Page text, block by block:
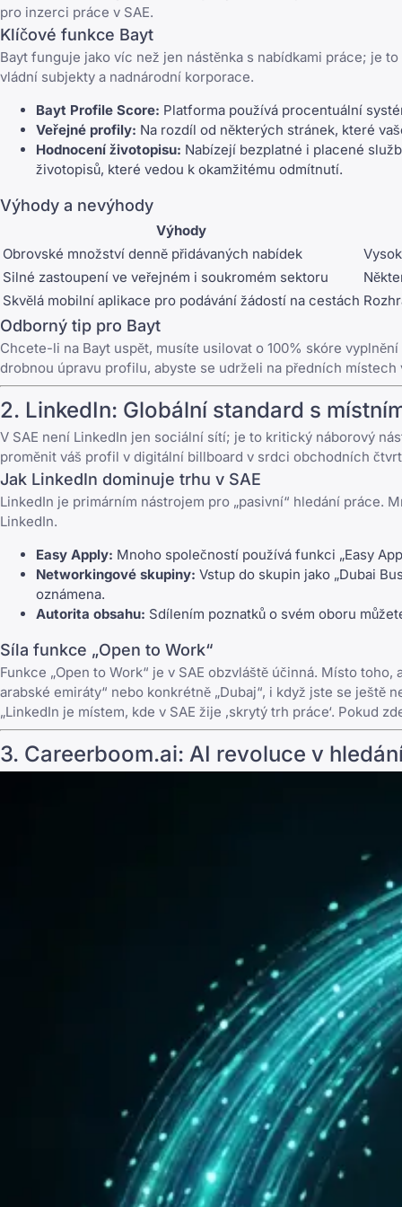
pro inzerci práce v SAE.
Klíčové funkce Bayt
Bayt funguje jako víc než jen nástěnka s nabídkami práce; je
vládní subjekty a nadnárodní korporace.
Bayt Profile Score: Platforma používá procentuální
Veřejné profily: Na rozdíl od některých stránek, které
Hodnocení životopisu: Nabízejí bezplatné i placené
životopisů, které vedou k okamžitému odmítnutí.
Výhody a nevýhody
Výhody
Obrovské množství denně přidávaných nabídek
Silné zastoupení ve veřejném i soukromém sektoru
Skvělá mobilní aplikace pro podávání žádostí na cestách
Odborný tip pro Bayt
Chcete-li na Bayt uspět, musíte usilovat o 100% skóre
drobnou úpravu profilu, abyste se udrželi na předních
2. LinkedIn: Globální standard s
V SAE není LinkedIn jen sociální sítí; je to kritický náborový
proměnit váš profil v digitální billboard v srdci obchodních
Jak LinkedIn dominuje trhu v SAE
LinkedIn je primárním nástrojem pro „pasivní“ hledání práce.
LinkedIn.
Easy Apply: Mnoho společností používá funkci „Easy
Networkingové skupiny: Vstup do skupin jako „Dubai
oznámena.
Autorita obsahu: Sdílením poznatků o svém oboru
Síla funkce „Open to Work“
Funkce „Open to Work“ je v SAE obzvláště účinná. Místo
arabské emiráty“ nebo konkrétně „Dubaj“, i když jste se
„LinkedIn je místem, kde v SAE žije ‚skrytý trh práce‘.
3. Careerboom.ai: AI revoluce v